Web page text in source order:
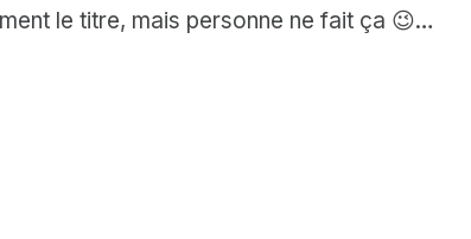
le titre, mais personne ne fait ça 😉…